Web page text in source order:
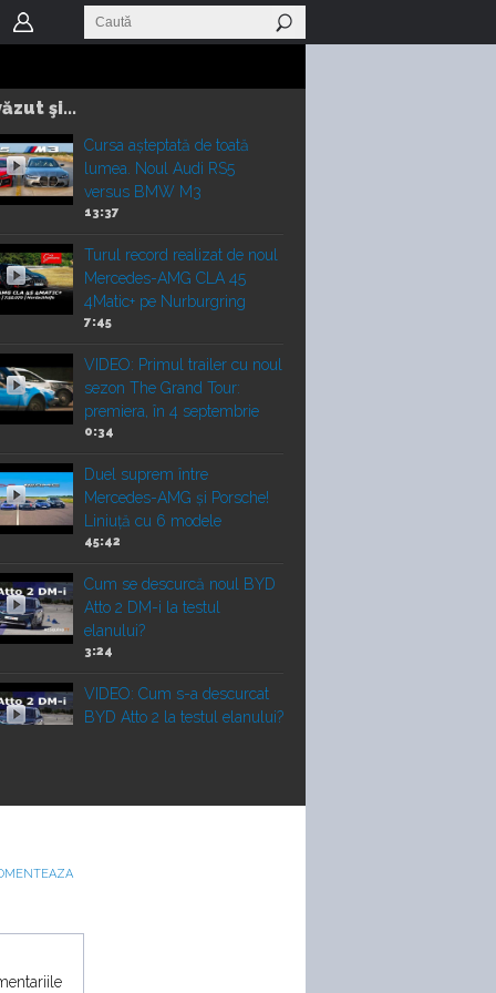
şi...
Cursa așteptată de toată
lumea. Noul Audi RS5
versus BMW M3
13:37
Turul record realizat de noul
Mercedes-AMG CLA 45
4Matic+ pe Nurburgring
7:45
VIDEO: Primul trailer cu noul
sezon The Grand Tour:
premiera, în 4 septembrie
0:34
Duel suprem între
Mercedes-AMG și Porsche!
Liniuță cu 6 modele
45:42
Cum se descurcă noul BYD
Atto 2 DM-i la testul
elanului?
3:24
VIDEO: Cum s-a descurcat
BYD Atto 2 la testul elanului?
cilindri? Lamborghini